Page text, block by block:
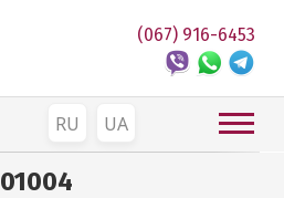
RU UA
(067) 916-6453
01004